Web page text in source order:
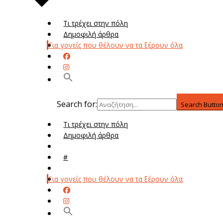
Τι τρέχει στην πόλη
Δημοφιλή άρθρα
Για γονείς που θέλουν να τα ξέρουν όλα
Search for: Search
Τι τρέχει στην πόλη
Δημοφιλή άρθρα
#
Για γονείς που θέλουν να τα ξέρουν όλα